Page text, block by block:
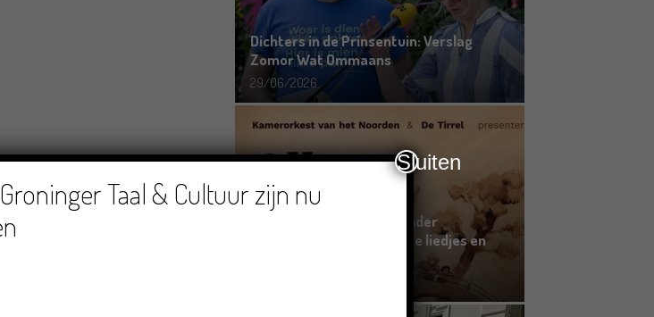
Dichters in de Prinsentuin: Verslag
Zomor Wat Ommaans
29/06/2026
Crowdfunding voor bijzonder
kinderboek met Groningse liedjes en
Taal & Cultuur zijn nu
Sluiten